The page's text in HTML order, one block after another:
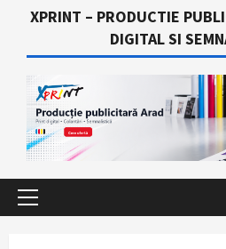
XPRINT – PRODUCTIE
DIGITAL SI
Primary